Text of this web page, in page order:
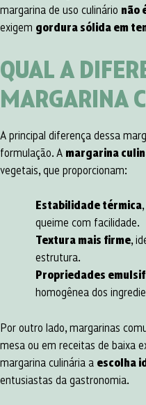
margarina de uso culinário não
exigem gordura sólida em
QUAL A
MARGARINA
A principal diferença dessa
formulação. A margarina
vegetais, que proporcionam:
Estabilidade térmica
queime com facilidade.
Textura mais firme,
estrutura.
Propriedades
homogênea dos
Por outro lado, margarinas
mesa ou em receitas de baixa
margarina culinária a escolha
entusiastas da gastronomia.